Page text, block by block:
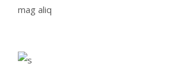
mag aliq